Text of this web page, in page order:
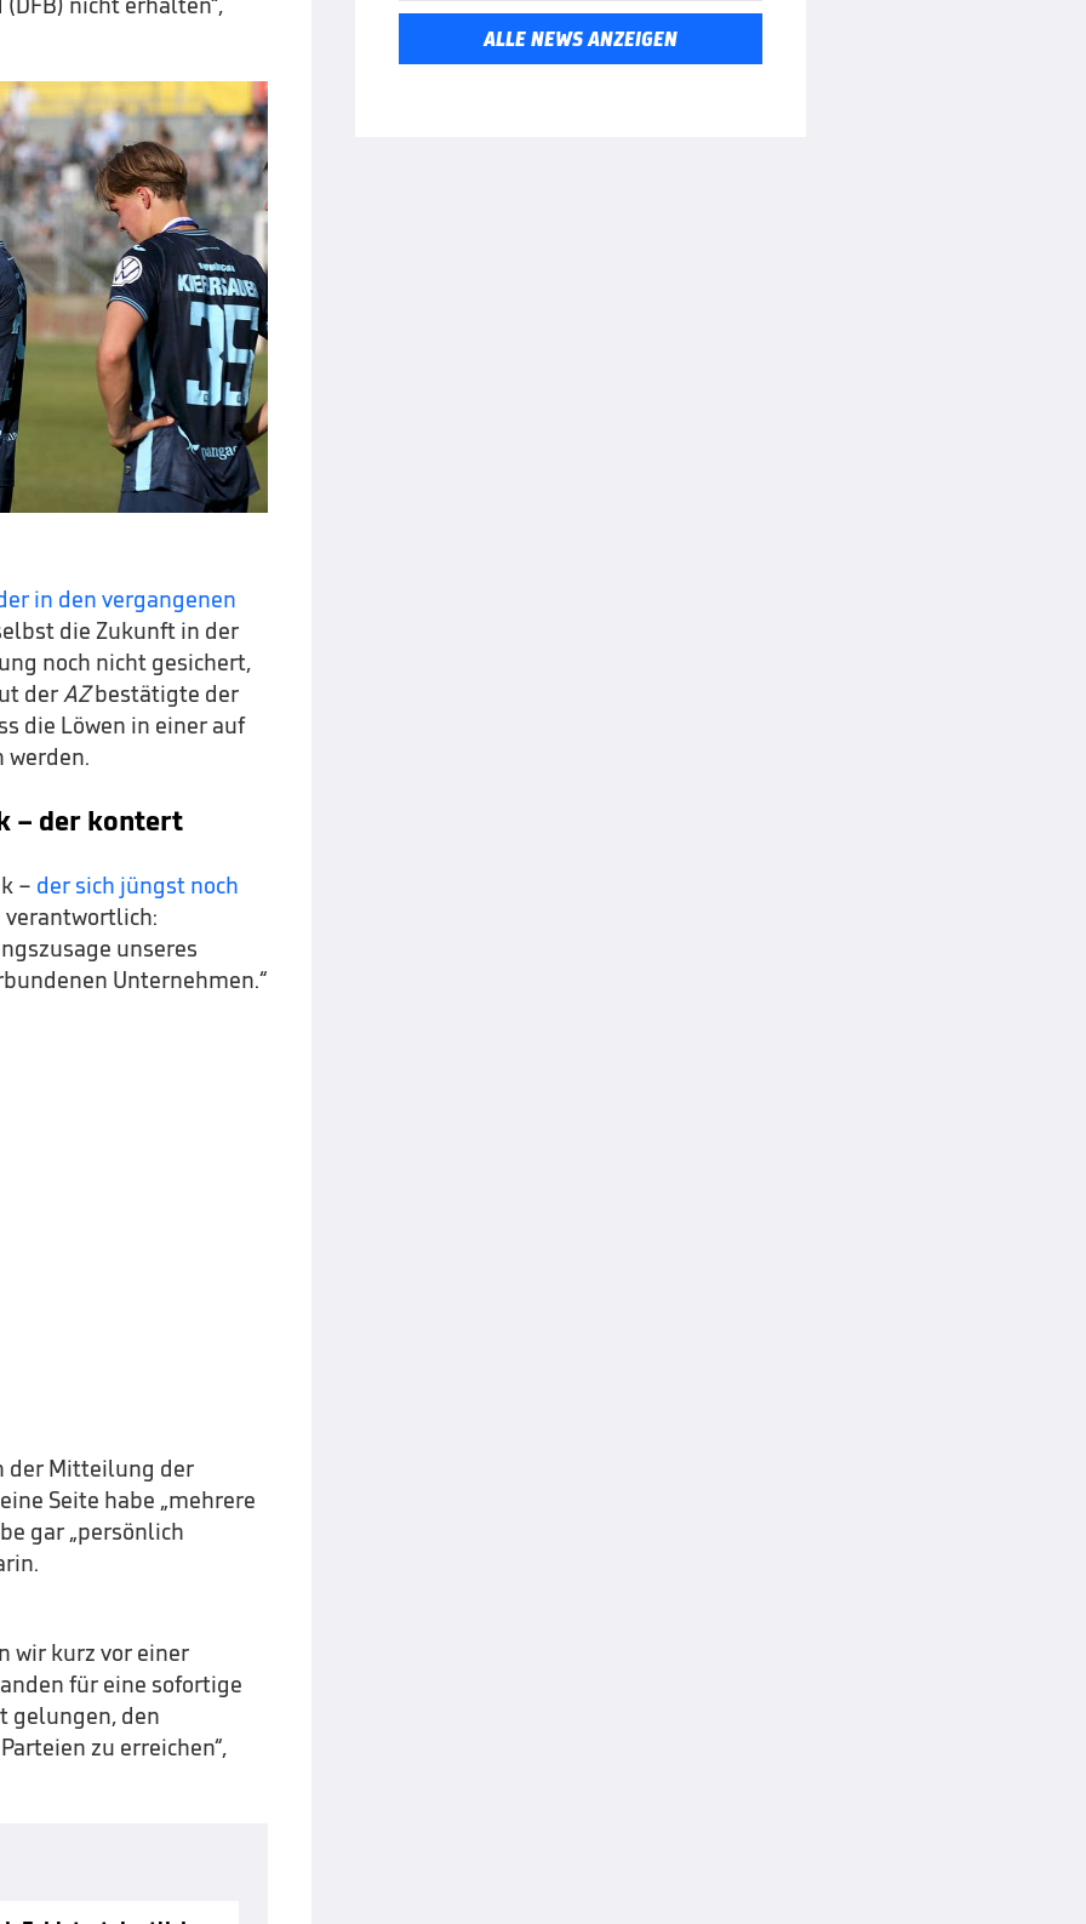
in den vergangenen
die Zukunft in der
noch nicht gesichert,
derAZbestätigte der
die Löwen in einer auf
werden.
– der kontert
– der sich jüngst noch
unseres
Unternehmen.“
der Mitteilung der
Seite habe „mehrere
gar „persönlich
wir kurz vor einer
für eine sofortige
gelungen, den
zu erreichen“,
ALLE NEWS ANZEIGEN